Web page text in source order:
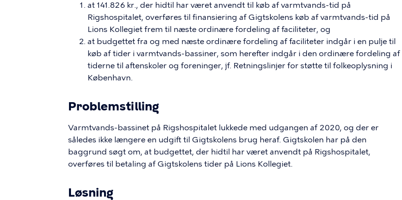
at 141.826 kr., der hidtil har været anvendt til køb af varmtvands-tid på
Rigshospitalet, overføres til finansiering af Gigtskolens køb af varmtvands-tid på
Lions Kollegiet frem til næste ordinære fordeling af faciliteter, og
at budgettet fra og med næste ordinære fordeling af faciliteter indgår i en pulje til
køb af tider i varmtvands-bassiner, som herefter indgår i den ordinære fordeling af
tiderne til aftenskoler og foreninger, jf. Retningslinjer for støtte til folkeoplysning i
København.
Problemstilling
Varmtvands-bassinet på Rigshospitalet lukkede med udgangen af 2020, og der er
således ikke længere en udgift til Gigtskolens brug heraf. Gigtskolen har på den
baggrund søgt om, at budgettet, der hidtil har været anvendt på Rigshospitalet,
overføres til betaling af Gigtskolens tider på Lions Kollegiet.
Løsning